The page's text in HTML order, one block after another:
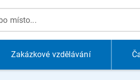
Zakázkové vzdělávání